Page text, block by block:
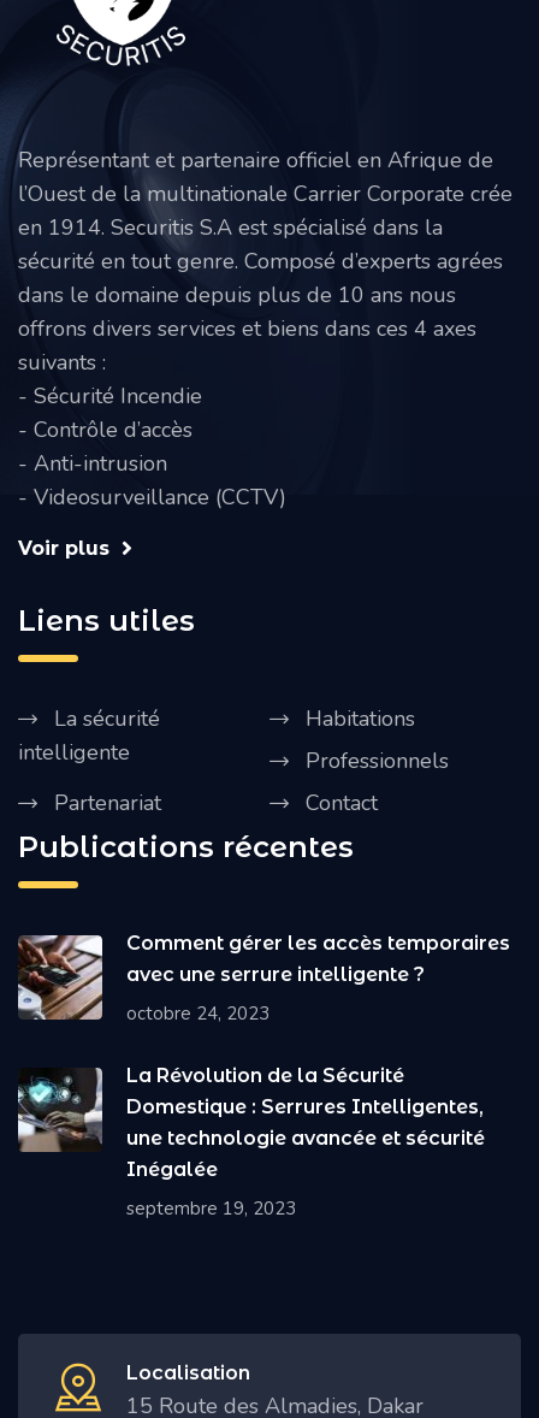
Représentant et partenaire officiel en Afrique de
l’Ouest de la multinationale Carrier Corporate crée
en 1914. Securitis S.A est spécialisé dans la
sécurité en tout genre. Composé d’experts agrées
dans le domaine depuis plus de 10 ans nous
offrons divers services et biens dans ces 4 axes
suivants :
- Sécurité Incendie
- Contrôle d’accès
- Anti-intrusion
- Videosurveillance (CCTV)
Voir plus
Liens utiles
La sécurité
intelligente
Habitations
Professionnels
Partenariat
Contact
Publications récentes
Comment gérer les accès temporaires
avec une serrure intelligente ?
octobre 24, 2023
La Révolution de la Sécurité
Domestique : Serrures Intelligentes,
une technologie avancée et sécurité
Inégalée
septembre 19, 2023
Localisation
15 Route des Almadies, Dakar